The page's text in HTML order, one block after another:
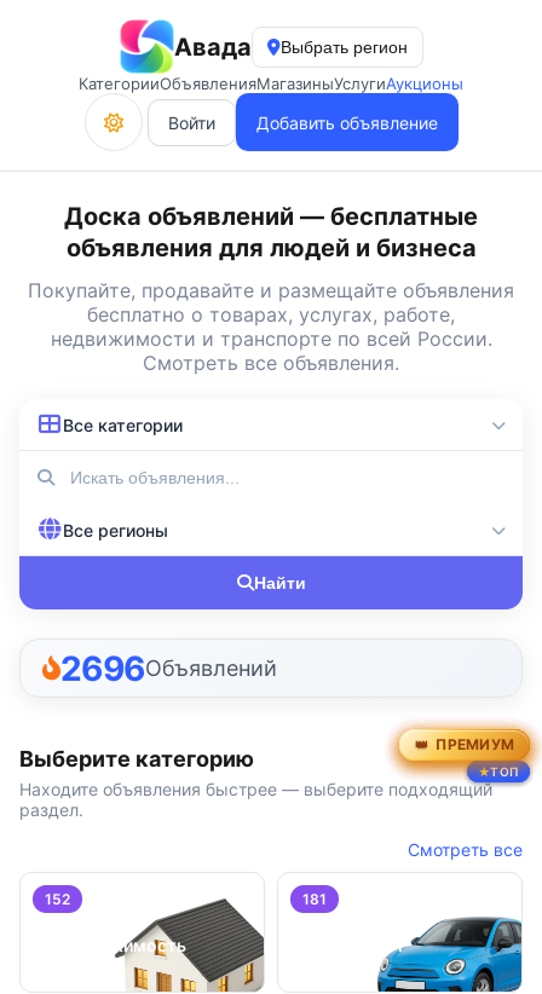
Авада
Выбрать регион
КатегорииОбъявленияМагазиныУслугиАукционы
Войти Добавить объявление
Доска объявлений — бесплатные
объявления для людей и бизнеса
Покупайте, продавайте и размещайте объявления
бесплатно о товарах, услугах, работе,
недвижимости и транспорте по всей России.
Смотреть все объявления.
Все категории
Все регионы
Найти
2696Объявлений
Выберите категорию
Находите объявления быстрее — выберите подходящий
раздел.
Смотреть все
152
Недвижимость
181
Транспорт
ПРЕМИУМ
ТОП
ПРЕМИУМ
ТОП
ПРЕМИУМ
ТОП
ПРЕМИУМ
ПРЕМИУМ
ПРЕМИУМ